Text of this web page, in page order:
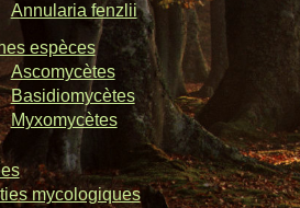
Annularia fenzlii
espèces
Ascomycètes
Basidiomycètes
Myxomycètes
mycologiques